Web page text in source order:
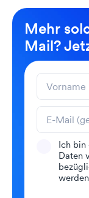
Mehr
Mail?
Ich bin
Daten